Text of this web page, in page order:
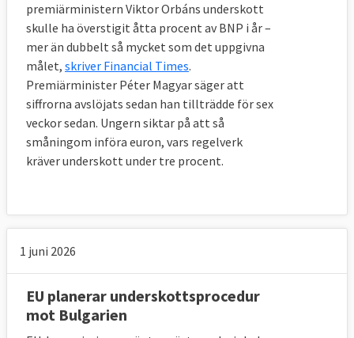
premiärministern Viktor Orbáns underskott
skulle ha överstigit åtta procent av BNP i år –
mer än dubbelt så mycket som det uppgivna
målet, skriver Financial Times.
Premiärminister Péter Magyar säger att
siffrorna avslöjats sedan han tillträdde för sex
veckor sedan. Ungern siktar på att så
småningom införa euron, vars regelverk
kräver underskott under tre procent.
1 juni 2026
EU planerar underskottsprocedur
mot Bulgarien